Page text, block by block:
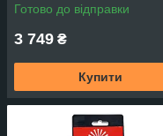
Готово до відправки
3 749 ₴
Купити